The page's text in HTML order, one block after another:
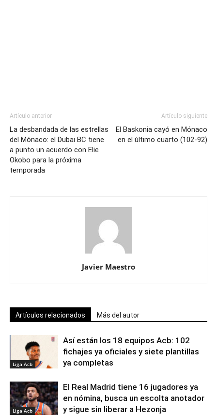
Artículo anterior
La desbandada de las estrellas
del Mónaco: el Dubai BC tiene
a punto un acuerdo con Elie
Okobo para la próxima
temporada
Artículo siguiente
El Baskonia cayó en Mónaco
en el último cuarto (102-92)
Javier Maestro
Artículos relacionados Más del autor
Liga Acb
Así están los 18 equipos Acb: 102
fichajes ya oficiales y siete plantillas
ya completas
Liga Acb
El Real Madrid tiene 16 jugadores ya
en nómina, busca un escolta anotador
y sigue sin liberar a Hezonja